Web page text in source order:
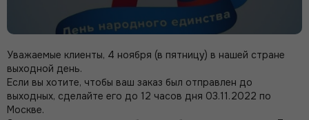
Уважаемые клиенты, 4 ноября (в пятницу) в нашей стране
выходной день.
Если вы хотите, чтобы ваш заказ был отправлен до
выходных, сделайте его до 12 часов дня 03.11.2022 по
Москве.